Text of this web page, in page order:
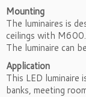
Mounting
The luminaires is
ceilings with
The luminaire can
Application
This LED
banks, meeting